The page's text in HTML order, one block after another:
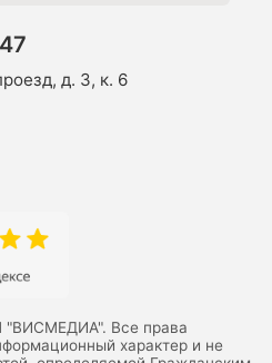
д. 3, к. 6
Все права
характер и не